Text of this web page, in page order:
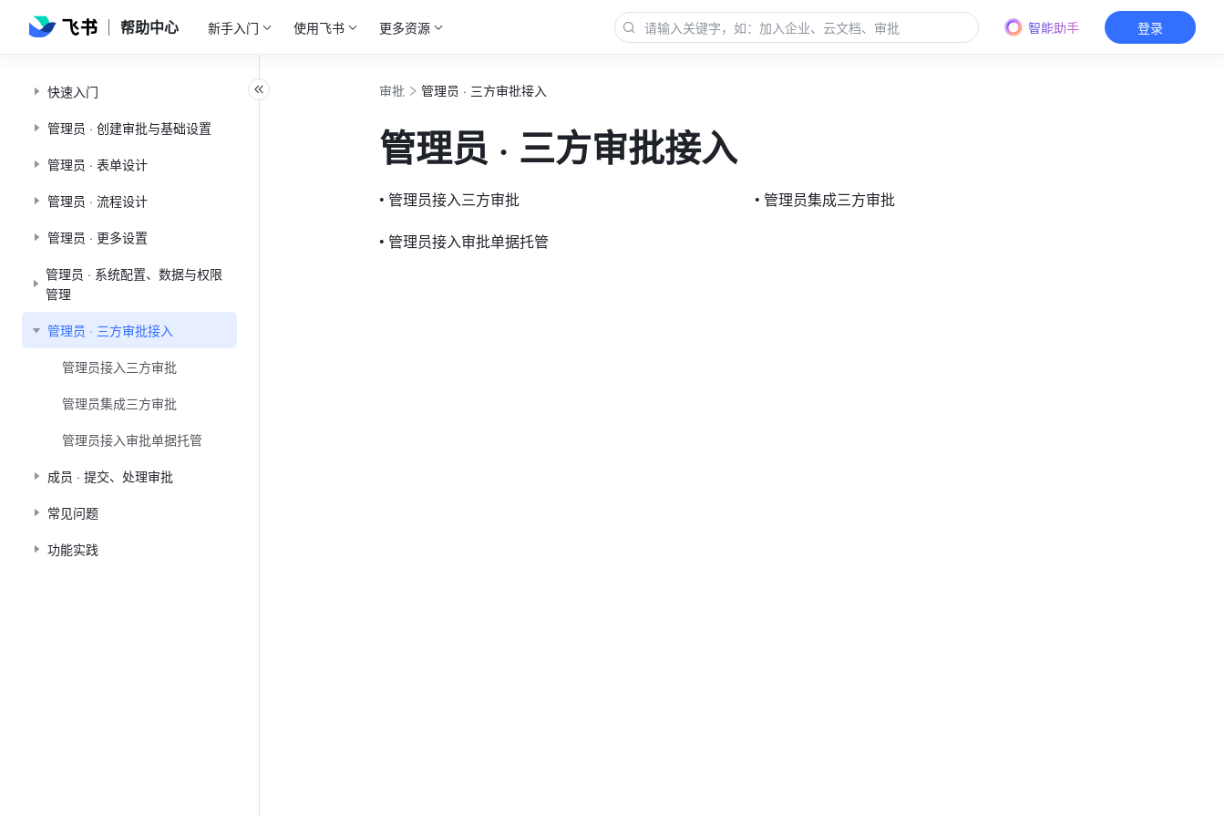
帮助中心 新手入门 使用飞书 更多资源 智能助手 登录
快速入门
管理员 · 创建审批与基础设置
管理员 · 表单设计
管理员 · 流程设计
管理员 · 更多设置
管理员 · 系统配置、数据与权限
管理
管理员 · 三方审批接入
管理员接入三方审批
管理员集成三方审批
管理员接入审批单据托管
成员 · 提交、处理审批
常见问题
功能实践
审批 管理员 · 三方审批接入
管理员 · 三方审批接入
• 管理员接入三方审批
• 管理员集成三方审批
• 管理员接入审批单据托管